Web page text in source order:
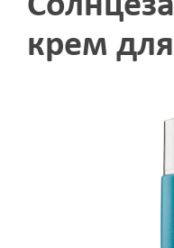
крем